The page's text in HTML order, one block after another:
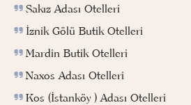
Sakız Adası Otelleri
İznik Gölü Butik Otelleri
Mardin Butik Otelleri
Naxos Adası Otelleri
Kos (İstanköy ) Adası Otelleri